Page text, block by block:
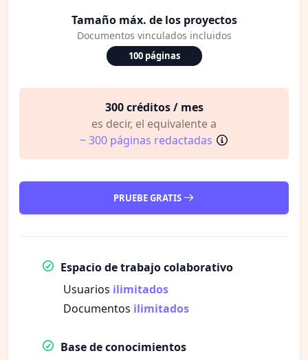
Tamaño máx. de los proyectos
Documentos vinculados incluidos
100 páginas
300 créditos / mes
es decir, el equivalente a
~ 300 páginas redactadas
PRUEBE GRATIS
Espacio de trabajo colaborativo
Usuarios ilimitados
Documentos ilimitados
Base de conocimientos